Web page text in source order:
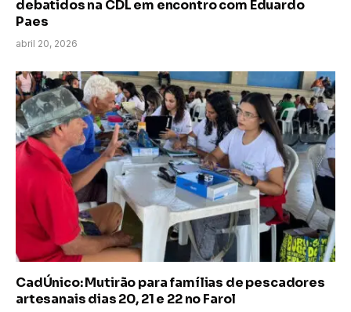
debatidos na CDL em encontro com Eduardo
Paes
abril 20, 2026
CadÚnico: Mutirão para famílias de pescadores
artesanais dias 20, 21 e 22 no Farol